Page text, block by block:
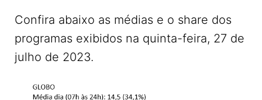
Confira abaixo as médias e o share dos
programas exibidos na quinta-feira, 27 de
julho de 2023.